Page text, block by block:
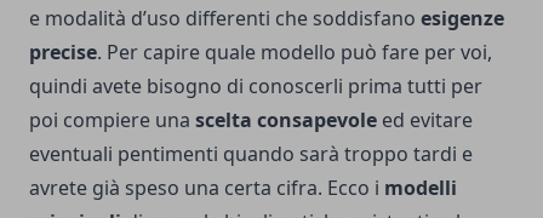
e modalità d’uso differenti che soddisfano esigenze
precise. Per capire quale modello può fare per voi,
quindi avete bisogno di conoscerli prima tutti per
poi compiere una scelta consapevole ed evitare
eventuali pentimenti quando sarà troppo tardi e
avrete già speso una certa cifra. Ecco i modelli